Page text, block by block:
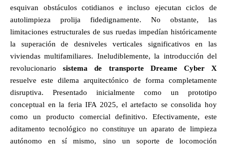
esquivan obstáculos cotidianos e incluso ejecutan ciclos de
autolimpieza prolija fidedignamente. No obstante, las
limitaciones estructurales de sus ruedas impedían históricamente
la superación de desniveles verticales significativos en las
viviendas multifamiliares. Ineludiblemente, la introducción del
revolucionariosistema de transporte Dreame Cyber X
resuelve este dilema arquitectónico de forma completamente
disruptiva. Presentado inicialmente como un prototipo
conceptual en la feria IFA 2025, el artefacto se consolida hoy
como un producto comercial definitivo. Efectivamente, este
aditamento tecnológico no constituye un aparato de limpieza
autónomo en sí mismo, sino un soporte de locomoción